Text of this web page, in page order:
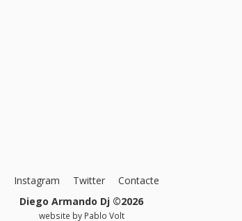
Instagram Twitter
Contacte
Diego Armando Dj ©2026
website by Pablo Volt